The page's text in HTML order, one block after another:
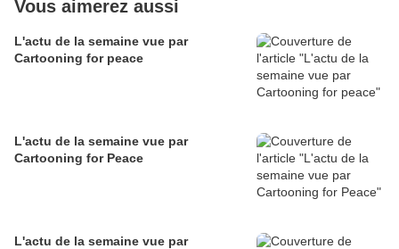
Vous aimerez aussi
L'actu de la semaine vue par
Cartooning for peace
L'actu de la semaine vue par
Cartooning for Peace
L'actu de la semaine vue par